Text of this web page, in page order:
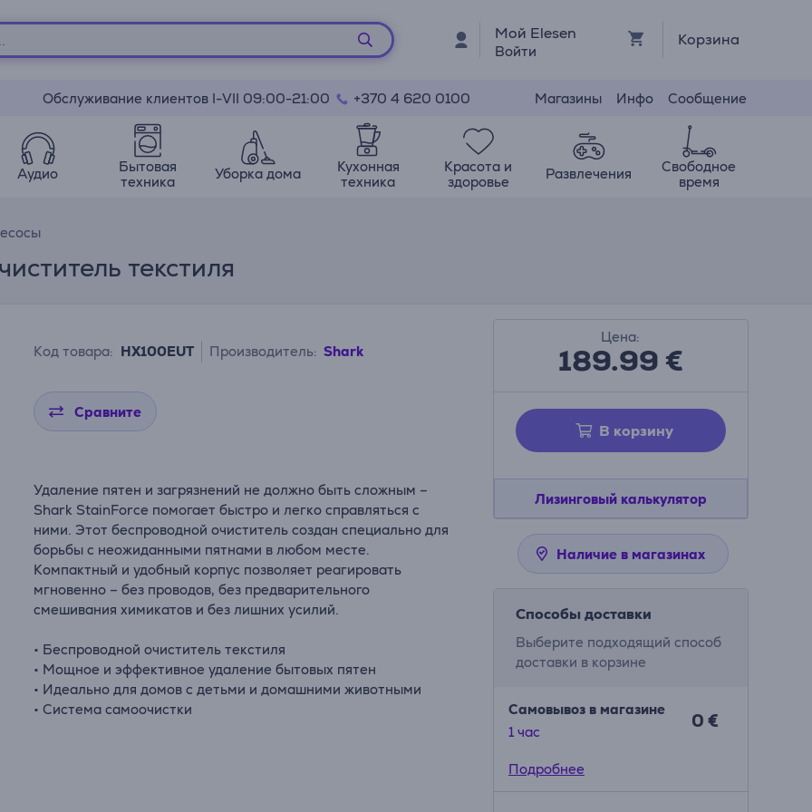
Мой Elesen
Войти
Корзина
Обслуживание клиентов I-VII 09:00-21:00 +370 4 620 0100 Магазины Инфо Сообщение
Аудио
Бытовая
техника
Уборка дома
Кухонная
техника
Красота и
здоровье
Развлечения
Свободное
время
текстиля
Код товара: HX100EUT Производитель: Shark
Сравните
Удаление пятен и загрязнений не должно быть сложным –
Shark StainForce помогает быстро и легко справляться с
ними. Этот беспроводной очиститель создан специально для
борьбы с неожиданными пятнами в любом месте.
Компактный и удобный корпус позволяет реагировать
мгновенно – без проводов, без предварительного
смешивания химикатов и без лишних усилий.
• Беспроводной очиститель текстиля
• Мощное и эффективное удаление бытовых пятен
• Идеально для домов с детьми и домашними животными
• Система самоочистки
Цена:
189.99€
В корзину
Лизинговый калькулятор
Наличие в магазинах
Способы доставки
Выберите подходящий способ
доставки в корзине
Самовывоз в магазине
1 час
0 €
Подробнее